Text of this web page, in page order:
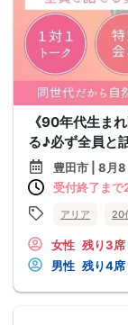
《90年代生ま
る♪必ず全員と
豊田市 | 8月
受付終了まで
アリア 20
女性 残り3席
男性 残り4席